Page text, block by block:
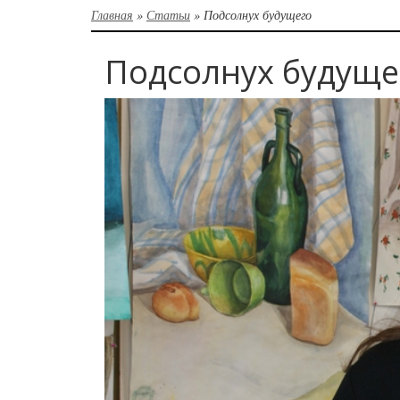
Главная » Статьи » Подсолнух будущего
Подсолнух